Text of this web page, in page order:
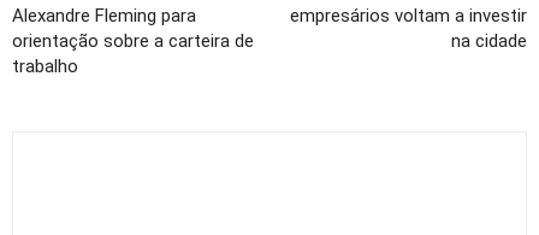
Alexandre Fleming para
orientação sobre a carteira de
trabalho
empresários voltam a investir
na cidade